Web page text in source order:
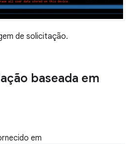
de solicitação.
baseada em
em